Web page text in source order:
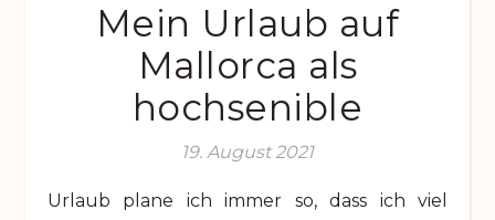
Mein Urlaub auf
Mallorca als
hochsenible
19. August 2021
Urlaub plane ich immer so, dass ich viel